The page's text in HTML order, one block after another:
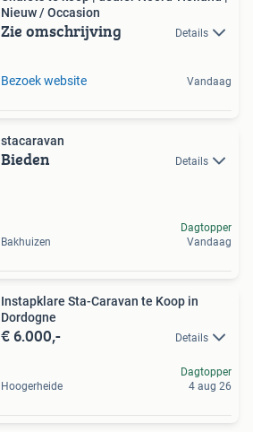
Nieuw / Occasion
Zie omschrijving Details
Bezoek website Vandaag
stacaravan
Bieden Details
Bakhuizen
Dagtopper
Vandaag
Instapklare Sta-Caravan te Koop in
Dordogne
€ 6.000,- Details
Hoogerheide
Dagtopper
4 aug 26